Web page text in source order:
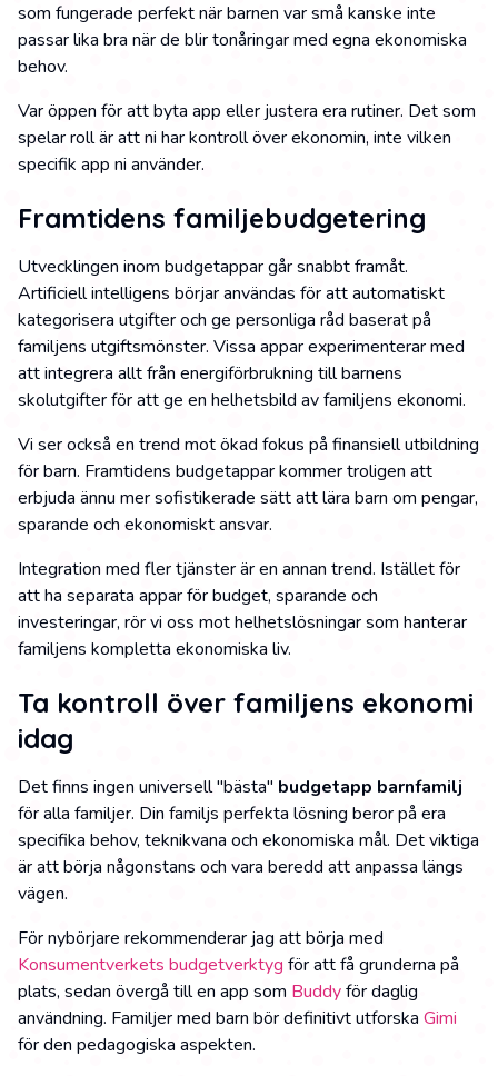
som fungerade perfekt när barnen var små kanske inte
passar lika bra när de blir tonåringar med egna ekonomiska
behov.
Var öppen för att byta app eller justera era rutiner. Det som
spelar roll är att ni har kontroll över ekonomin, inte vilken
specifik app ni använder.
Framtidens familjebudgetering
Utvecklingen inom budgetappar går snabbt framåt.
Artificiell intelligens börjar användas för att automatiskt
kategorisera utgifter och ge personliga råd baserat på
familjens utgiftsmönster. Vissa appar experimenterar med
att integrera allt från energiförbrukning till barnens
skolutgifter för att ge en helhetsbild av familjens ekonomi.
Vi ser också en trend mot ökad fokus på finansiell utbildning
för barn. Framtidens budgetappar kommer troligen att
erbjuda ännu mer sofistikerade sätt att lära barn om pengar,
sparande och ekonomiskt ansvar.
Integration med fler tjänster är en annan trend. Istället för
att ha separata appar för budget, sparande och
investeringar, rör vi oss mot helhetslösningar som hanterar
familjens kompletta ekonomiska liv.
Ta kontroll över familjens ekonomi
idag
Det finns ingen universell "bästa" budgetapp barnfamilj
för alla familjer. Din familjs perfekta lösning beror på era
specifika behov, teknikvana och ekonomiska mål. Det viktiga
är att börja någonstans och vara beredd att anpassa längs
vägen.
För nybörjare rekommenderar jag att börja med
Konsumentverkets budgetverktyg för att få grunderna på
plats, sedan övergå till en app som Buddyför daglig
användning. Familjer med barn bör definitivt utforska Gimi
för den pedagogiska aspekten.